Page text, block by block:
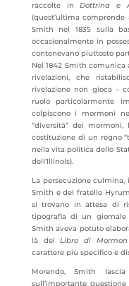
raccolte inDottrina e
(quest’ultima comprende
Smith nel 1835 sulla
occasionalmente in
contenevano piuttosto
Nel 1842 Smith
rivelazioni, che
rivelazione non gioca –
ruolo particolarmente
colpiscono i mormoni
“diversità” dei
costituzione di un regno
nella vita politica dello
dell’Illinois).
La persecuzione culmina,
Smith e del fratello
si trovano in attesa di
tipografia di un giornale
Smith aveva potuto
là delLibro di Mormon
carattere più specifico e
Morendo, Smith
sull’importante